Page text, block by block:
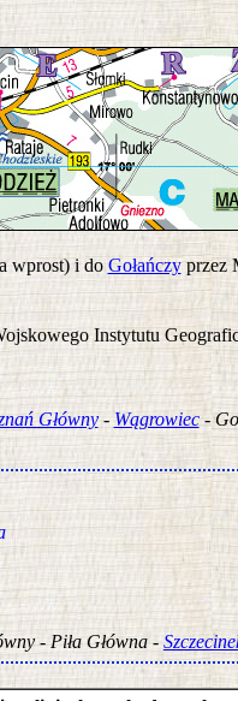
wprost) i do Gołańczyprzez
Instytutu
Główny-Wągrowiec-
- Piła Główna -